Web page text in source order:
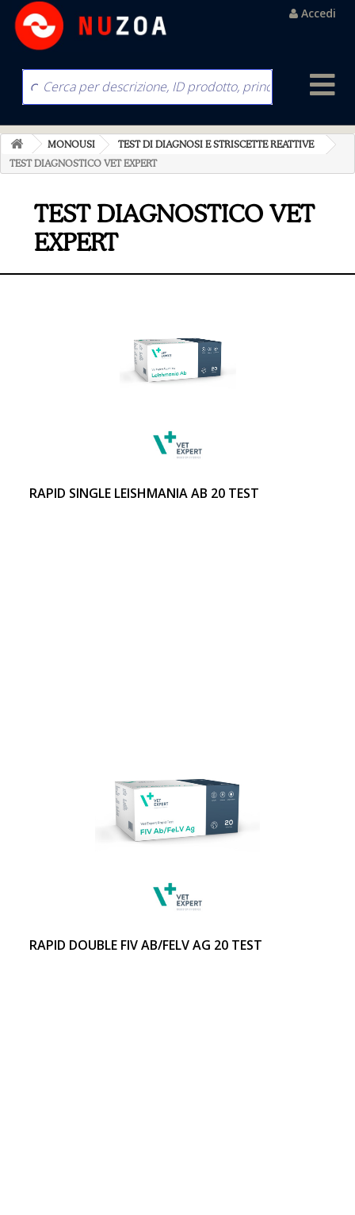
Accedi
MONOUSI
TEST DI DIAGNOSI E STRISCETTE REATTIVE
TEST DIAGNOSTICO VET EXPERT
TEST DIAGNOSTICO VET
EXPERT
RAPID SINGLE LEISHMANIA AB 20 TEST
RAPID DOUBLE FIV AB/FELV AG 20 TEST